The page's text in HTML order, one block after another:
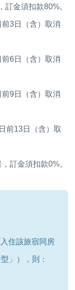
金須扣款80%。
3日（含）取消
6日（含）取消
9日（含）取消
前13日（含）取
訂金須扣款0%。
住該旅宿同房
」），則：